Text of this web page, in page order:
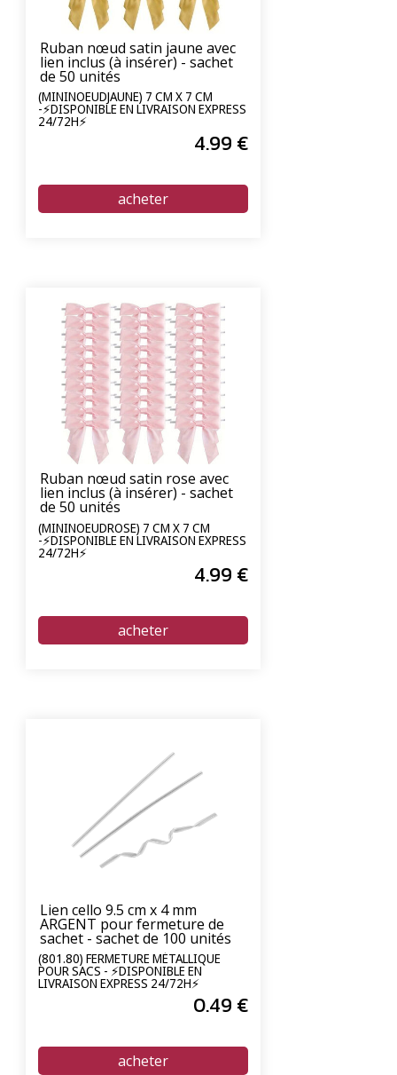
Ruban nœud satin jaune avec
lien inclus (à insérer) - sachet
de 50 unités
(MININOEUDJAUNE) 7 CM X 7 CM
-⚡DISPONIBLE EN LIVRAISON EXPRESS
24/72H⚡
4.99 €
Ruban nœud satin rose avec
lien inclus (à insérer) - sachet
de 50 unités
(MININOEUDROSE) 7 CM X 7 CM
-⚡DISPONIBLE EN LIVRAISON EXPRESS
24/72H⚡
4.99 €
Lien cello 9.5 cm x 4 mm
ARGENT pour fermeture de
sachet - sachet de 100 unités
(801.80) FERMETURE MÉTALLIQUE
POUR SACS - ⚡DISPONIBLE EN
LIVRAISON EXPRESS 24/72H⚡
0.49 €